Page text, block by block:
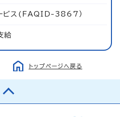
ビス(FAQID-3867）
給
トップページへ戻る